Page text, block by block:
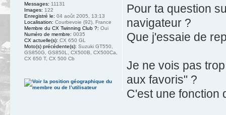
Pour ta question
navigateur ?
Que j'essaie de
Je ne vois pas
aux favoris" ?
C'est une fonction
Messages: 11131
Images: 122
Enregistré le: 04 août 2005, 13:13
Localisation: Courbevoie (92), France
Membre du CX Twinning Club ?: Oui
Numéro de membre: 0035
CX actuelle(s): CX 650 GL
Moto(s) précédente(s): Suzuki GT550,
GS850G, GS850L, CX500B, CX500Ca,
CX 650 T, CX 500 Cb